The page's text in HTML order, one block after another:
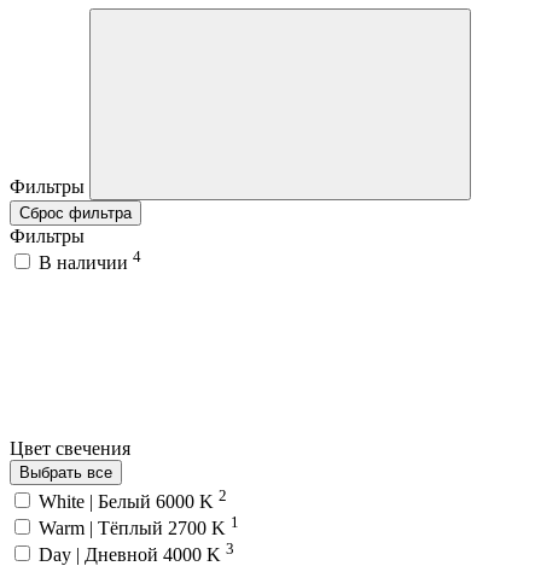
Фильтры
Сброс фильтра
Фильтры
В наличии 4
Цвет свечения
Выбрать все
White | Белый 6000 K 2
Warm | Тёплый 2700 K 1
Day | Дневной 4000 K 3